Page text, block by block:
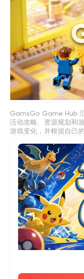
GamsGo Game Hub
活动攻略、资源规划和
游戏变化，并根据自己的
略、活动信息、资源规
指南和游戏道具购买攻
类似 “Where Winds
强度和角色选择时，也
强度排行内容。通过这
安排时间、资源和游戏